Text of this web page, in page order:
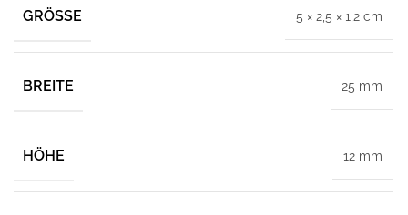
GRÖSSE 5 × 2,5 × 1,2 cm
BREITE 25 mm
HÖHE 12 mm